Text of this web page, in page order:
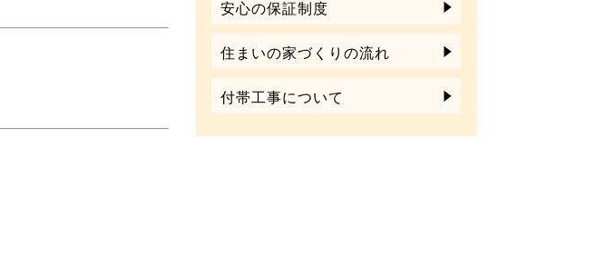
安心の保証制度
住まいの家づくりの流れ
付帯工事について